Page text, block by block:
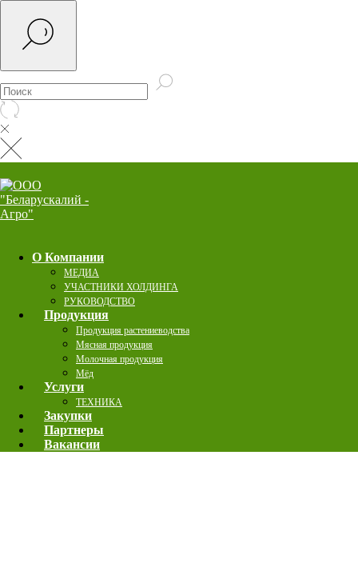
О Компании
МЕДИА
УЧАСТНИКИ ХОЛДИНГА
РУКОВОДСТВО
Продукция
Продукция растениеводства
Мясная продукция
Молочная продукция
Мёд
Услуги
ТЕХНИКА
Закупки
Партнеры
Вакансии